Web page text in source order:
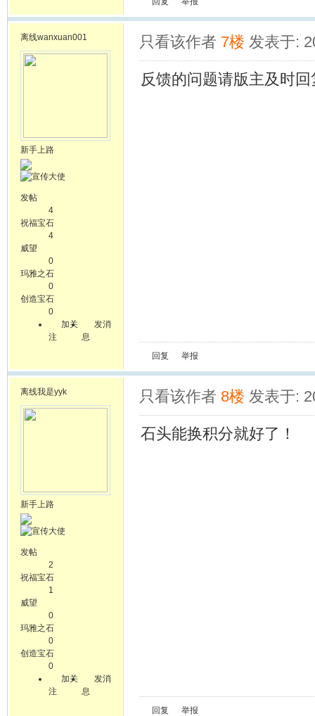
离线wanxuan001
新手上路
发帖
4
祝福宝石
4
威望
0
玛雅之石
0
创造宝石
0
加关
注
发消
息
只看该作者 7楼 发表于:
反馈的问题请版主及时
回复 举报
离线我是yyk
新手上路
发帖
2
祝福宝石
1
威望
0
玛雅之石
0
创造宝石
0
加关
注
发消
息
只看该作者 8楼 发表于:
石头能换积分就好了！
回复 举报